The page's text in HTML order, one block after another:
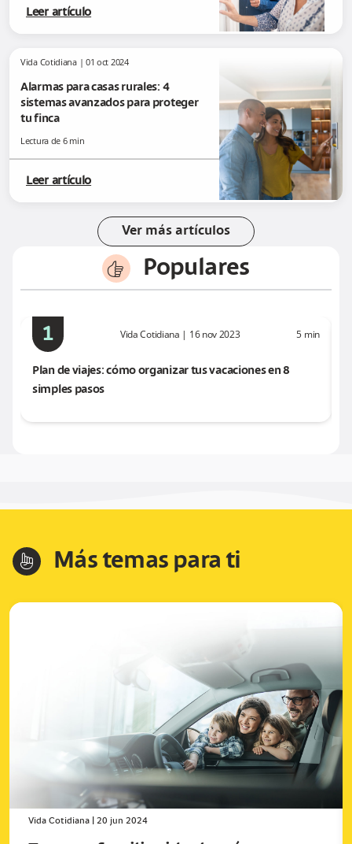
Leer artículo
Vida Cotidiana| 01 oct 2024
Alarmas para casas rurales: 4
sistemas avanzados para proteger
tu finca
Lectura de 6min
Leer artículo
Ver más artículos
thumbs-up Populares
1 Vida Cotidiana | 16 nov 2023 5 min
Plan de viajes: cómo organizar tus vacaciones en 8
simples pasos
hand-index Más temas para ti
Vida Cotidiana 20 jun 2024